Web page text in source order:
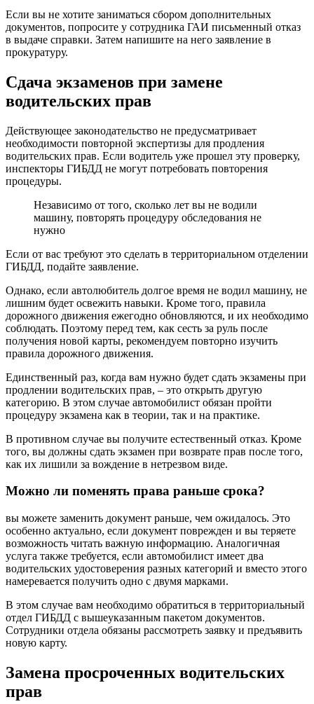
Если вы не хотите заниматься сбором дополнительных
документов, попросите у сотрудника ГАИ письменный отказ
в выдаче справки. Затем напишите на него заявление в
прокуратуру.
Сдача экзаменов при замене
водительских прав
Действующее законодательство не предусматривает
необходимости повторной экспертизы для продления
водительских прав. Если водитель уже прошел эту проверку,
инспекторы ГИБДД не могут потребовать повторения
процедуры.
Независимо от того, сколько лет вы не водили
машину, повторять процедуру обследования не
нужно
Если от вас требуют это сделать в территориальном отделении
ГИБДД, подайте заявление.
Однако, если автолюбитель долгое время не водил машину, не
лишним будет освежить навыки. Кроме того, правила
дорожного движения ежегодно обновляются, и их необходимо
соблюдать. Поэтому перед тем, как сесть за руль после
получения новой карты, рекомендуем повторно изучить
правила дорожного движения.
Единственный раз, когда вам нужно будет сдать экзамены при
продлении водительских прав, – это открыть другую
категорию. В этом случае автомобилист обязан пройти
процедуру экзамена как в теории, так и на практике.
В противном случае вы получите естественный отказ. Кроме
того, вы должны сдать экзамен при возврате прав после того,
как их лишили за вождение в нетрезвом виде.
Можно ли поменять права раньше срока?
вы можете заменить документ раньше, чем ожидалось. Это
особенно актуально, если документ поврежден и вы теряете
возможность читать важную информацию. Аналогичная
услуга также требуется, если автомобилист имеет два
водительских удостоверения разных категорий и вместо этого
намеревается получить одно с двумя марками.
В этом случае вам необходимо обратиться в территориальный
отдел ГИБДД с вышеуказанным пакетом документов.
Сотрудники отдела обязаны рассмотреть заявку и предъявить
новую карту.
Замена просроченных водительских
прав